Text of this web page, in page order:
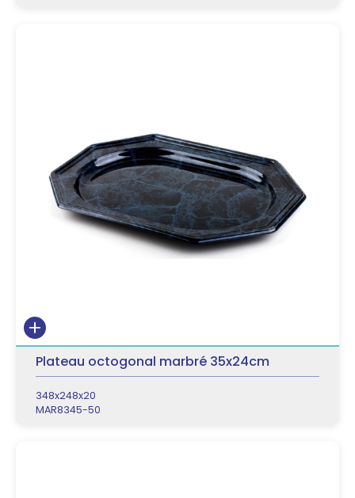
Plateau octogonal marbré 35x24cm
348x248x20
MAR8345-50